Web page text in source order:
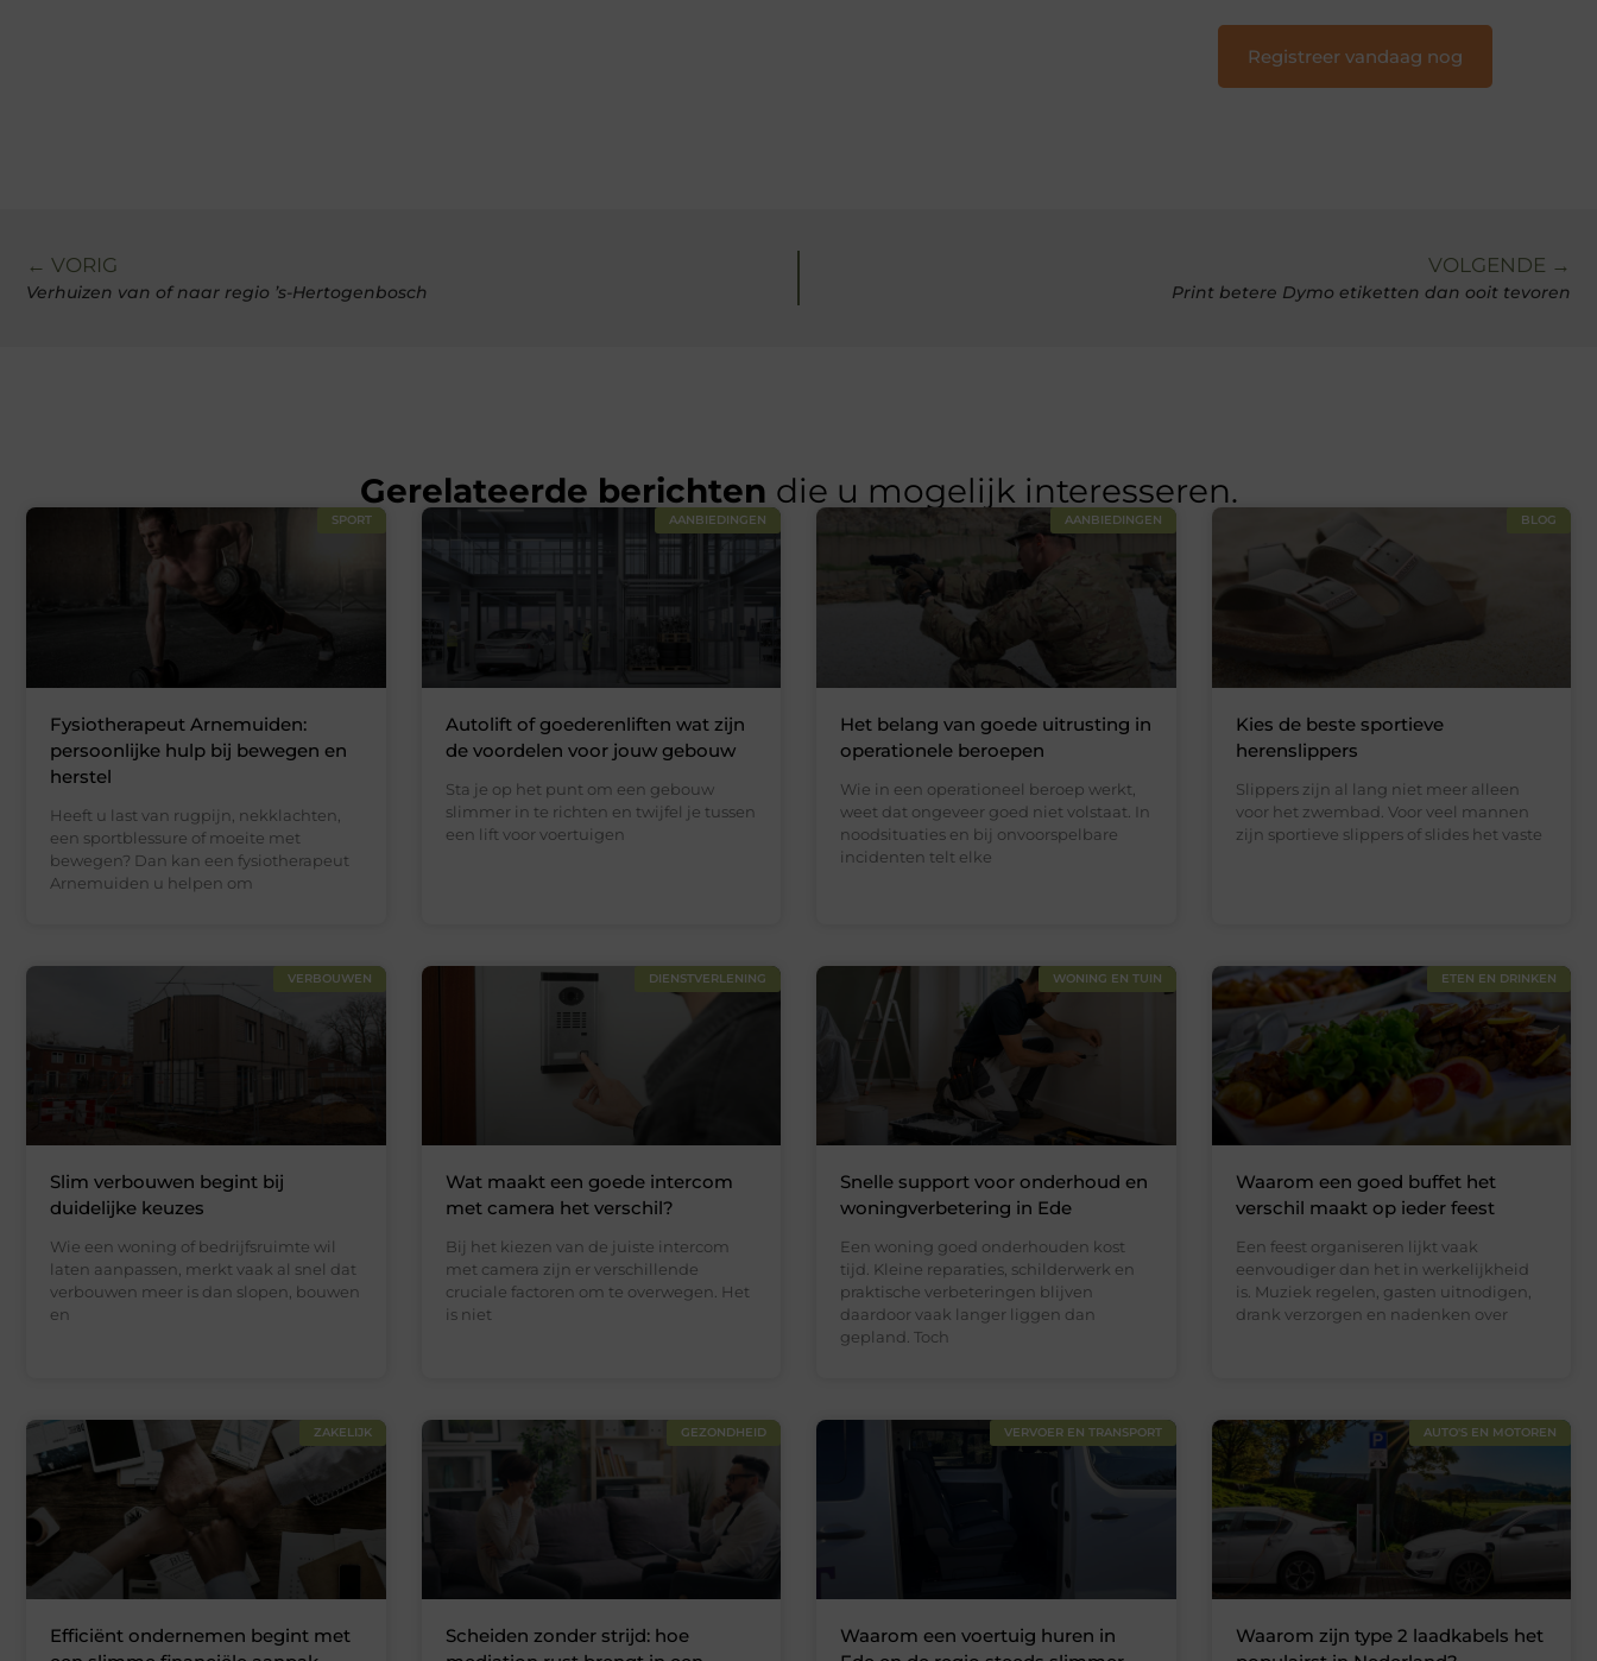
Registreer vandaag nog
← VORIG
Verhuizen van of naar regio ’s-Hertogenbosch
VOLGENDE →
Print betere Dymo etiketten dan ooit tevoren
Gerelateerde berichten die u mogelijk interesseren.
SPORT
Fysiotherapeut Arnemuiden:
persoonlijke hulp bij bewegen en
herstel
Heeft u last van rugpijn, nekklachten,
een sportblessure of moeite met
bewegen? Dan kan een fysiotherapeut
Arnemuiden u helpen om
AANBIEDINGEN
Autolift of goederenliften wat zijn
de voordelen voor jouw gebouw
Sta je op het punt om een gebouw
slimmer in te richten en twijfel je tussen
een lift voor voertuigen
AANBIEDINGEN
Het belang van goede uitrusting in
operationele beroepen
Wie in een operationeel beroep werkt,
weet dat ongeveer goed niet volstaat. In
noodsituaties en bij onvoorspelbare
incidenten telt elke
BLOG
Kies de beste sportieve
herenslippers
Slippers zijn al lang niet meer alleen
voor het zwembad. Voor veel mannen
zijn sportieve slippers of slides het vaste
VERBOUWEN
Slim verbouwen begint bij
duidelijke keuzes
Wie een woning of bedrijfsruimte wil
laten aanpassen, merkt vaak al snel dat
verbouwen meer is dan slopen, bouwen
en
DIENSTVERLENING
Wat maakt een goede intercom
met camera het verschil?
Bij het kiezen van de juiste intercom
met camera zijn er verschillende
cruciale factoren om te overwegen. Het
is niet
WONING EN TUIN
Snelle support voor onderhoud en
woningverbetering in Ede
Een woning goed onderhouden kost
tijd. Kleine reparaties, schilderwerk en
praktische verbeteringen blijven
daardoor vaak langer liggen dan
gepland. Toch
ETEN EN DRINKEN
Waarom een goed buffet het
verschil maakt op ieder feest
Een feest organiseren lijkt vaak
eenvoudiger dan het in werkelijkheid
is. Muziek regelen, gasten uitnodigen,
drank verzorgen en nadenken over
ZAKELIJK
Efficiënt ondernemen begint met
GEZONDHEID
Scheiden zonder strijd: hoe
VERVOER EN TRANSPORT
Waarom een voertuig huren in
AUTO'S EN MOTOREN
Waarom zijn type 2 laadkabels het